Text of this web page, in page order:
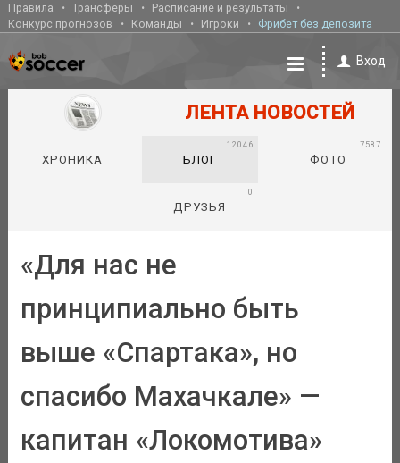
Правила Трансферы
Расписание и результаты
Конкурс прогнозов
Команды Игроки Фрибет без депозита
Вход
ЛЕНТА НОВОСТЕЙ
ХРОНИКА БЛОГ
12046
ФОТО
7587
ДРУЗЬЯ
0
«Для нас не
принципиально быть
выше «Спартака», но
спасибо Махачкале» —
капитан «Локомотива»